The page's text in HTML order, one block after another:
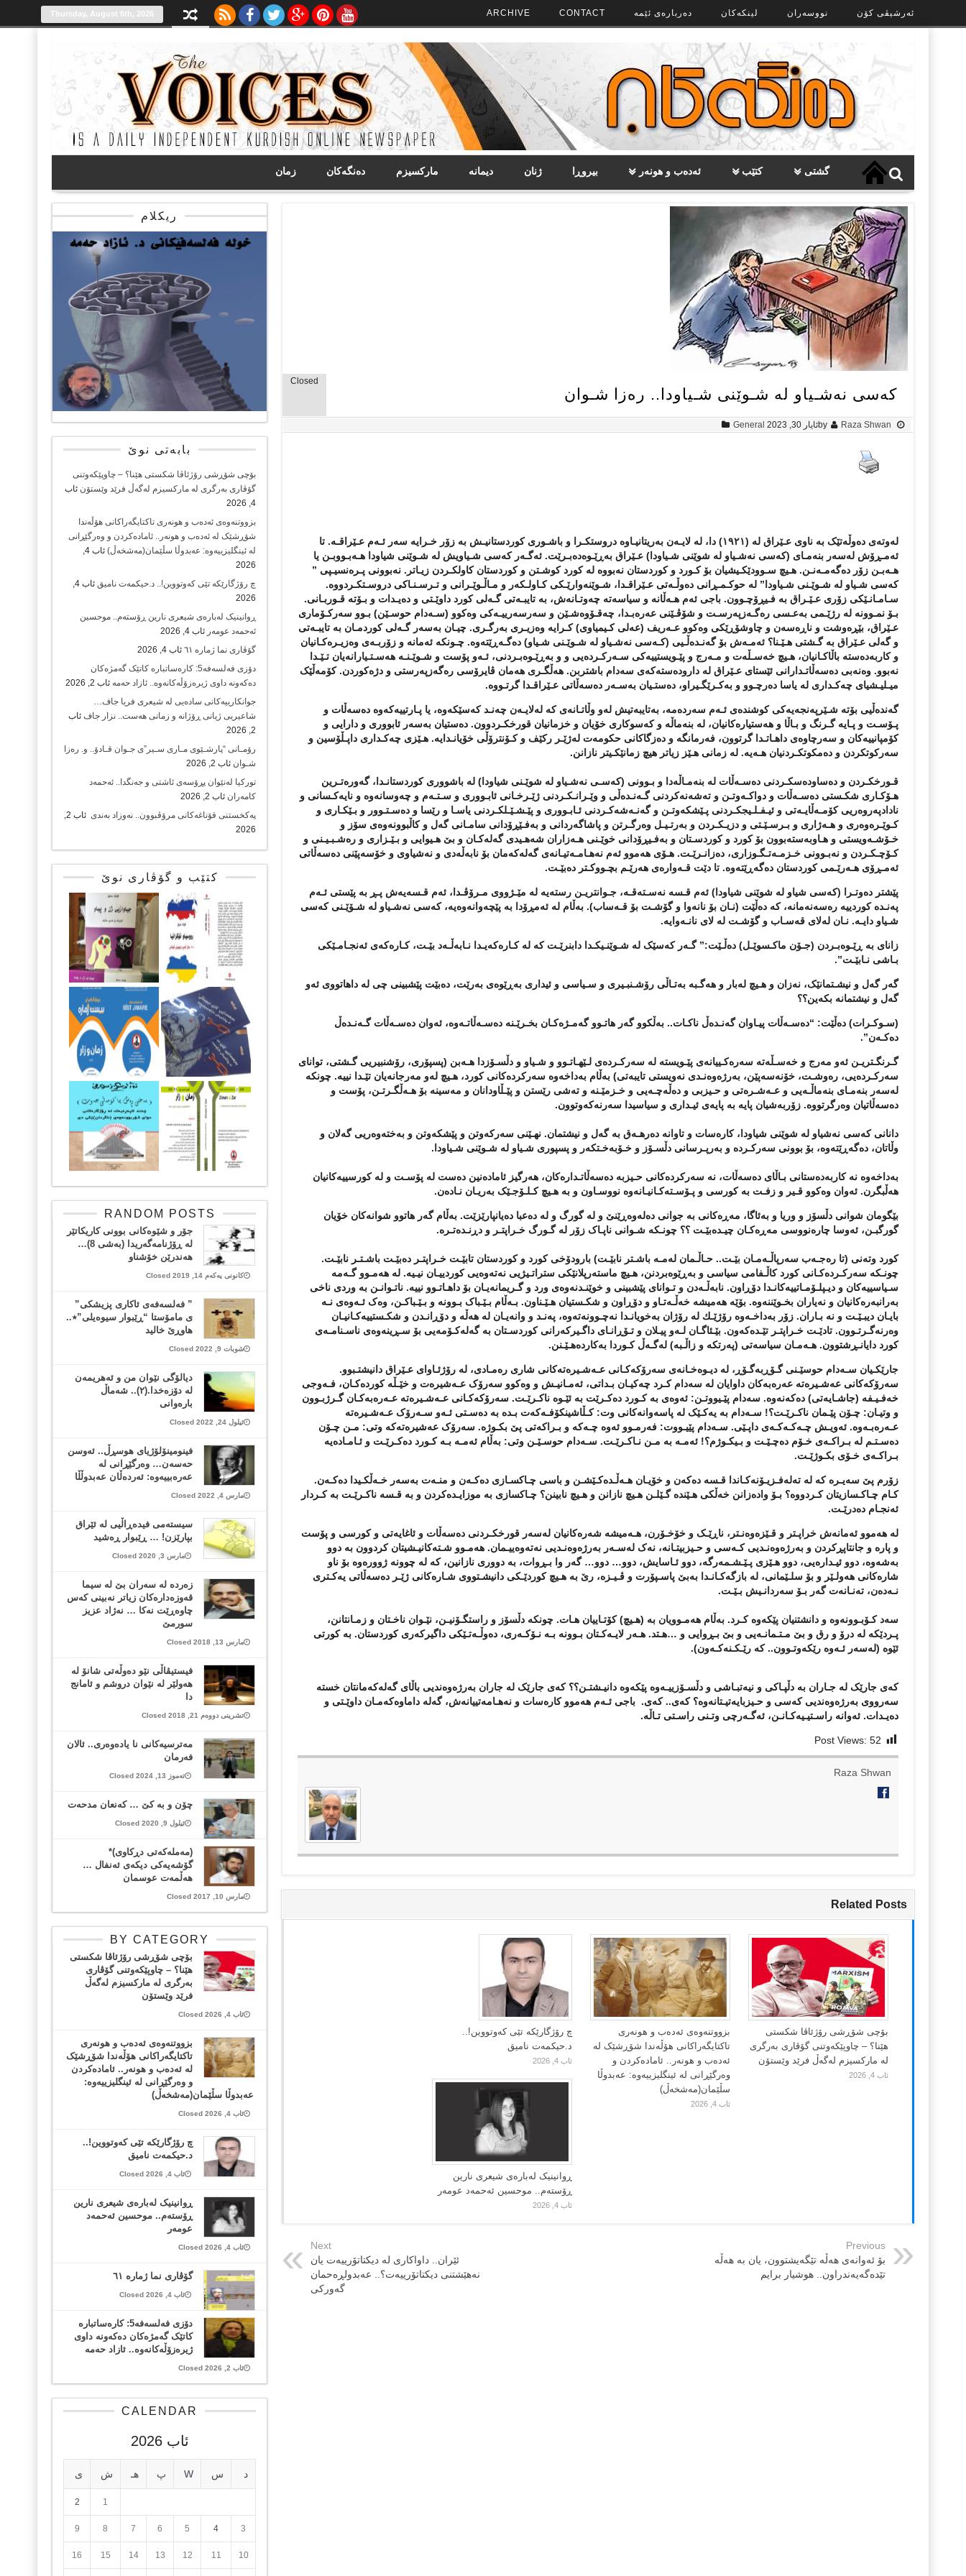
ئەرشیڤی کۆن نووسەران لینکەکان دەربارەی ئێمە CONTACT
ARCHIVE
Thursday, August 6th, 2026
گشتی کتێب ئەدەب و هونەر بیروڕا ژنان دیمانە مارکسیزم دەنگەکان زمان
کەسی نەشـیاو لە شـوێنی شـیاودا.. رەزا شـوان
Closed
by Raza Shwan ئایار 30, 2023 General
لەوتەی دەوڵەتێک بە ناوی عـێراق لە (١٩٢١) دا، لە لایـەن بەریتانیـاوە دروستکـرا و باشـوری کوردستانیـش بە زۆر خـرایە سەر ئـەم عـێراقـە. تا
ئەمـڕۆش لەسەر بنەمـای (کەسی نەشـیاو لە شوێنی شـیاودا ) عـێراق بەڕێـوەدەبـرێت. ئەگـەر کەسی شـیاویش لە شـوێنی شیاودا هـەبـووبـن یا
هـەبـن زۆر دەگەمـەنـن. هـیچ سـوودێکـیشیان بۆ کـورد و کوردستان نەبووە لە کورد کوشـتن و کوردستان کاولکـردن زیـاتر. نەبوونی پـرەنسیـپی ”
کەسی شـیاو لە شـوێـنی شـیاودا” لە حوکـمـڕانی دەوڵـەتی عـێراقـدا، شـوێنەوارێـکی کـاولـکەر و مـاڵـوێـرانی و تـرسـنـاکی دروسـتکـردووە.
سـامـانـێکی زۆری عـێـراق بە فـیڕۆچـوون. باجی ئەم هـەڵانە و سیاسەتە چەوتـانەش، بە تایبـەتی گـەلی کورد داوێـتی و دەیـدات و بـۆتە قـوربـانی.
بـۆ نمـوونە لە رژێـمی بەعـسی رەگـەزپەرسـت و شۆڤـێنی عەرەبـدا، چەقـۆوەشـێن و سەرسەرییـەکی وەکوو (سـەدام حوسـێن) بـوو سەرکـۆماری
عـێراق، بێڕەوشت و ناڕەسەن و چاوشۆڕێکی وەکوو عـەریف (عەلی کـیمیاوی) کـرایە وەزیـری بەرگـری. چیـان بەسەر گـەلی کوردمـان بە تایبـەتی
و گەلی عـێراق بە گـشتی هـێـنا؟ ئەمـەش بۆ گەنـدەڵـیی (کـەسی نەشـیاو لە شـوێـنی شـیاو) دەگـەڕێتەوە. چـونکە ئەمانە و زۆربـەی وەزیـرەکـانیان
و کاربەدەستە باڵاکـانیان، هـیچ خەسـڵەت و مـەرج و پێـویستییەکی سـەرکـردەیی و و بەڕێـوەبـردنی، ئـەو پۆست و شـوێـنـە هەسـتـیارانەیان تـێـدا
نەبوو. وەنەبی دەسەڵاتـدارانی ئێستای عـێراق لە دارودەستەکەی سەدام باشتربن. هەڵگـری هەمان ڤایرۆسی رەگەزپەرستی و دژەکوردن. کۆمەڵێک
میـلیـشیای چەکـداری لە یاسا دەرچـوو و بەکـرێگـیراو، دەستـیان بەسـەر دەسەڵاتی عـێراقـدا گرتـووە.
گەندەڵیی بۆتە شـێرپەنجەیەکی کوشندەی ئـەم سەردەمە، بەتایبەتیش لەو وڵاتـانەی کە لەلایـەن چەنـد کەسێکەوە، یا پـارتییەکەوە دەسەڵات و
پـۆسـت و پـایە گـرنگ و بـاڵا و هەستیارەکانیان، لە بنەماڵە و کەسوکاری خۆیان و خزمانیان قورخکـردوون. دەستیان بەسەر ئابووری و دارایی و
کۆمپانییەکان و سەرچاوەی داهـاتـدا گرتوون، فەرمانگە و دەزگاکانی حکومەت لەژێـر رکێف و کـۆنترۆڵی خۆیانـدایە. هـێزی چەکـداری داپـڵۆسین و
سەرکوتکردن و دەمکوتکـردنیان هـەیە. لە زمانی هـێز زیاتر هیچ زمانێکـیتر نازانن.
قـورخکـردن و دەساودەسکـردنی دەسـەڵات لە بنەمـاڵەدا و بـوونی (کەسـی نەشـیاو لە شوێـنی شیاودا) لە باشووری کوردستانـدا، گەورەتـرین
هـۆکـاری شکـستی دەسـەڵات و دواکـەوتـن و تەشەنەکردنی گـەنـدەڵی و وێـرانـکـردنی ژێـرخـانی ئابـووری و سـتـەم و چەوسانەوە و نایەکـسانی و
نادادپەروەریی کۆمـەڵایـەتی و ئیـفـلـیجکـردنی پـێشکەوتـن و گەنـەشەکـردنی ئـابـووری و پێـشـێـلکـردنی یاسـا و رێسا و دەسـتـوور و بـێکـاری و
کـوێـرەوەری و هـەژاری و بـرسـێـتی و دزیـکـردن و بەرتـیـل وەرگـرتن و پاشاگەردانی و بەفـێڕۆدانی سامـانی گەل و کاڵبوونەوەی سۆز و
خـۆشـەویستی و هـاوبەستەبوون بۆ کورد و کوردسـتان و بەفـیڕۆدانی خوێـنی هـەزاران شەهـیدی گەلەکـان و بێ هـیوایی و بـێـزاری و رەشـبـیـنی و
کـۆچـکـردن و نەبـوونی خـزمـەتـگـوزاری، دەزانـرێـت. هـۆی هەموو ئەم نەهـامـەتیـانەی گەلەکەمان بۆ نابەڵەدی و نەشیاوی و خۆسەپێنی دەسەڵاتی
ئەمـڕۆی هـەرێـمی کوردستان دەگەڕێتەوە. تا دێت قـەوارەی هەرێـم بچـووکـتر دەبێـت.
پێشتر دەوتـرا (کەسی شیاو لە شوێنی شیاودا) ئەم قـسە نەسـتەقـە، جـوانتریـن رستەیە لە مێـژووی مـرۆڤـدا، ئەم قـسەیەش پـڕ بە پێستی ئـەم
پەنـدە کوردییە رەسەنەمانە، کە دەڵێت (نـان بۆ نانەوا و گۆشـت بۆ قـەساب). بەڵام لە ئەمڕۆدا بە پێچەوانەوەیە، کەسی نەشـیاو لە شـۆێـنی کەسی
شـیاو دایـە. نـان لەلای قەسـاب و گۆشـت لە لای نانـەوایە.
زانای بە ڕێـوەبـردن (جـۆن ماکـسوێـل) دەڵـێت:” گـەر کەسێک لە شـوێنـیکـدا دابنرێـت کە لە کـارەکەیـدا نـابەڵـەد بێـت، کـارەکەی ئەنجـامـێکی
بـاشی نـابێـت”.
گەر گەل و نیشـتمانێک، نەزان و هـیچ لەبار و هەگـبە بەتـاڵی رۆشـنبـیری و سـیاسی و ئیداری بەڕێوەی بەرێت، دەبێت پێشبینی چی لە داهاتووی ئەو
گەل و نیشتمانە بکەین؟؟
(سـوکـرات) دەڵێت: “دەسـەڵات پیـاوان گەنـدەڵ ناکـات.. بەڵکوو گەر هاتـوو گەمـژەکـان بخـرێـنە دەسـەڵاتـەوە، ئەوان دەسـەڵات گـەنـدەڵ
دەکـەن”.
گـرنگـتریـن ئەو مەرج و خەسـڵەتە سەرەکـییانەی پێـویستە لە سەرکـردەی لـێهـاتـوو و شـیاو و دڵسـۆزدا هـەبن (پسپۆری، رۆشنبیریی گـشتی، توانای
سەرکـردەیی، رەوشـت، خۆنەسەپێن، بەرژەوەنـدی نەویستی تایبەتی) بەڵام بەداخەوە سەرکردەکانی کورد، هـیچ لەو مەرجانەیان تێـدا نییە. چونکە
لەسەر بنەمـای بنەماڵـەیی و عـەشـرەتی و حـیزبی و دەڵەچـەیی و خـزمێـنە و تەشی رێستن و پێـڵاودانان و مەسینە بۆ هـەڵگـرتـن، پۆست و
دەسەڵاتیان وەرگرتووە. زۆربەشیان پایە بە پایەی ئیـداری و سیاسیدا سەرنەکەوتوون.
دانانی کەسی نەشیاو لە شوێنی شیاودا، کارەسات و تاوانە دەرهـەق بە گەل و نیشتمان. نهـێنی سەرکەوتن و پێشکەوتن و بەختەوەریی گەلان و
وڵاتان، دەگەڕێتەوە، بۆ بوونی سەرکـردە و بەرپـرسانی دڵسـۆز و خـۆبەخـتکەر و پسپوری شـیاو لە شـوێنی شـیاودا.
بەداخەوە نە کاربەدەستانی بـاڵای دەسەڵات، نە سەرکردەکانی حـیزبە دەسەڵاتـدارەکان، هەرگیز ئامادەنین دەست لە پۆسـت و لە کورسییەکانیان
هەڵبگرن. ئەوان وەکوو قـیر و زفـت بە کورسی و پـۆسـتەکـانیـانەوە نووسـاون و بە هـیچ کـلـۆجـێک بەریـان نـادەن.
بێگومان شوانی دڵسۆز و وریا و بەئاگا، مەڕەکانی بە جوانی دەلەوەڕێنێ و لە گورگ و لە دەعبا دەیانپارێزێت. بەڵام گەر هاتوو شوانەکان خۆیان
گورگبـن، ئەوسا چارەنووسی مەڕەکـان چیـدەبێـت ؟؟ چونـکە شـوانی ناپـاک زۆر لە گـورگ خـراپتـر و دڕنـدەتـرە.
کورد وتەنی (تا رەجـەب سەرپاڵـەمـان بێـت.. حـاڵـمان لەمـە باشـتر نابێـت) بارودۆخی کورد و کوردستان تابێـت خـراپتـر دەبێـت باشـتـر نابێـت.
چونـکە سەرکـردەکـانی کورد کاڵـفامی سیاسی و بەڕێوەبردنن، هـیچ ماستەرپلانێکی ستراتـیژیی نەتەوەیی کوردییـان نیـیە. لە هەمـوو گـەمە
سـیاسییەکان و دیـپلـۆمـاتییەکانـدا دۆڕاون. نابەڵـەدن و تـوانای پێشبینی و خوێنـدنەوەی ورد و گـریمانەیـان بۆ داهـاتـوو نییە. ناتـوانـن بە وردی ناخی
بەرانبەرەکانیان و نەیاران بخـوێننەوە. بۆێە هەمیشە خەڵـەتـاو و دۆڕاون و شکـستیان هـێـناون. بـەڵام بـێـباک بـوونە و بـێـباکـن، وەک ئـەوەی نـە
بایـان دیبـێـت و نە بـاران. زۆر بەداخـەوە رۆژێـك لە رۆژان بەخویانـدا نەچـوونەتەوە، پەنـد و وانەیـان لە هەڵە و دۆڕانـدن و شکـستییەکـانیـان
وەرنەگـرتـوون. تادێـت خـراپتـر تێـدەکەون. بێـئاگـان لـەو پیـلان و تـۆڕانـای داگـیرکەرانی کوردسـتان بە گەلەکـۆمەیی بۆ سـڕینەوەی ناسـنامـەی
کورد دایانـڕشتوون. هـەمـان سیاسەتی (پەرتکە و زاڵـبە) لەگـەڵ کـوردا بەکاردەهـێـنن.
جارێکـیان سـەدام حوسێـنی گـۆڕبەگـۆڕ، لە دیـوەخـانەی سەرۆکەکـانی عـەشـیرەتەکانی شاری رەمـادی، لە رۆژئـاوای عـێراق دانیشتـبوو.
سەرۆکەکانی عەشـیرەتە عەرەبەکان داوایان لە سەدام کـرد چەکیـان بـداتی، ئەمـانیـش و وەکوو سەرۆک عـەشیرەت و خێـڵە کوردەکـان، فـەوجی
خەفـیـفە (جاشـایەتی) دەکەنەوە. سەدام پێـیووتـن: ئەوەی بە کـورد دەکـرێت بە ئێـوە ناکـرێـت. سەرۆکەکـانی عـەشـیرەتە عـەرەبەکـان گـرژبـوون
و وتیـان: چـۆن پێـمان ناکـرێـت؟! سـەدام بە یەکـێک لە پاسەوانەکانی وت: کـڵاشینکۆفـەکەت بـدە بە دەسـتی ئـەو سـەرۆک عـەشـیرەتە
عـەرەبـەوە. ئەویـش چـەکـەکـەی داپـێی. سـەدام پێیـووت: فەرمـوو ئەوە چـەکە و بـراکەتی پێ بکـوژە. سەرۆک عەشیرەتەکە وتی: مـن چـۆن
دەسـتـم لە بـراکـەی خـۆم دەچـێـت و بـیکـوژم؟! ئەمـە بە مـن نـاکـرێـت. سـەدام حوسـێـن وتی: بەڵام ئەمـە بـە کـورد دەکـرێـت و ئـامـادەیە
بـراکـەی خـۆی بکـوژێـت.
زۆرم پێ سەیـرە کە لە تەلەفـزیـۆنەکـاندا قـسە دەکەن و خۆیـان هـەڵـدەکـێشـن و باسی چـاکسـازی دەکـەن و منـەت بەسەر خـەڵکـیدا دەکـەن.
کـام چـاکـسازیتان کـردووە؟ بـۆ وادەزانن خەڵکی هـێندە گـێلـن هـیچ نازانن و هـیچ نابینن؟ چـاکسازی بە موزایـدەکردن و بە قـسە ناکـرێـت بە کـردار
ئەنجـام دەدرێـت.
لە هەموو ئەمانەش خراپـتر و قـێزەوەنـتر، ناڕێـک و خۆخـۆرن، هـەمیشە شەرەکانیان لەسەر قورخکـردنی دەسەڵات و ئاغایەتی و کورسی و پۆست
و پارە و جانتاپڕکردن و بەرژەوەنـدیی کـەسی و حـیزبیتـانە، نەک لەسـەر بەرژەوەنـدیی نەتەوەییـمان. هەمـوو شـتەکانیـشیتان کردوون بە دوو
بەشەوە، دوو ئیـدارەیی، دوو هـێزی پـێـشـمەرگە، دوو ئـاسایش، دوو… دوو… گەر وا بـڕوات، بە دووری نازانین، کە لە چوونە ژوورەوە بۆ ناو
شارەکانی هەولـێر و بۆ سلـێمانی، لە بازگەکـانـدا بەبێ پاسـپۆرت و ڤـیـزە، رێ بە هـیچ کوردێـکی دانیشـتووی شـارەکانی ژێـر دەسەڵاتی یەکـتری
نـەدەن، تەنـانەت گەر بـۆ سەردانـیش بـێـت.
سەد کـۆبـوونەوە و دانشتنیان پێکەوە کـرد. بەڵام هەمـوویان بە (هـیچ) کۆتـاییان هـات. چونکە دڵسۆز و راستگـۆنیـن، نێـوان ناخـتان و زمـانتانن،
پـردێکە لە درۆ و رق و بێ مـتـمانـەیی و بێ بـڕوایی و …هـتد. هـەر لایـەکـتان بـوونە بـە نـۆکـەری، دەوڵـەتـێکی داگیرکەری کوردستان. بە کورتی
ئێوە (لەسەر ئـەوە رێکەوتـوون.. کە رێـکـنەکـەون).
کەی جارێک لە جـاران بە دڵپـاکی و نیەتبـاشی و دڵسـۆزییـەوە پێکەوە دانیـشتـن؟؟ کەی جارێک لە جاران بەرژەوەندیی باڵای گەلەکەمانتان خستە
سەرووی بەرژەوەندیی کەسی و حـیزبایەتیـتانەوە؟ کەی.. کەی. باجی ئـەم هەموو کارەسات و نەهـامەتییانەش، گەلە داماوەکەمـان داوێـتی و
دەیـدات. ئەوانە راسـتیـیەکـانـن، ئەگـەرچی وتـنی راسـتی تـاڵە.
Post Views: 52
Raza Shwan
Related Posts
بۆچی شۆڕشی رۆژئاڤا شکستی
هێنا؟ – چاوپێکەوتنی گۆڤاری بەرگری
لە مارکسیزم لەگەڵ فرێد وێستۆن
ئاب 4, 2026
بزووتنەوەی ئەدەب و هونەری
تاکتایگەراکانی هۆڵەندا شۆڕشێک لە
ئەدەب و هونەر.. ئامادەکردن و
وەرگێڕانی لە ئینگلیزییەوە: عەبدوڵا
سڵێمان(مەشخەڵ)
ئاب 4, 2026
چ رۆژگارێکە تێی کەوتووین!..
د.حیکمەت نامیق
ئاب 4, 2026
ڕوانینیک لەبارەى شیعرى نارین
ڕۆستەم.. موحسین ئەحمەد عومەر
ئاب 4, 2026
Previous
بۆ ئەوانەی هەڵە تێگەیشتوون، یان بە هەڵە
تێدەگەیەندراون.. هوشیار برایم
Next
ئێران.. داواکاری لە دیکتاتۆرییەت یان
نەهێشتنی دیکتاتۆرییەت؟.. عەبدولڕەحمان
گەورکی
ریکلام
بابەتی نوێ
بۆچی شۆڕشی رۆژئاڤا شکستی هێنا؟ – چاوپێکەوتنی
گۆڤاری بەرگری لە مارکسیزم لەگەڵ فرێد وێستۆن ئاب
4, 2026
بزووتنەوەی ئەدەب و هونەری تاکتایگەراکانی هۆڵەندا
شۆڕشێک لە ئەدەب و هونەر.. ئامادەکردن و وەرگێڕانی
لە ئینگلیزییەوە: عەبدوڵا سڵێمان(مەشخەڵ)
ئاب 4,
2026
چ رۆژگارێکە تێی کەوتووین!.. د.حیکمەت نامیق
ئاب 4,
2026
ڕوانینیک لەبارەى شیعرى نارین ڕۆستەم.. موحسین
ئەحمەد عومەر ئاب 4, 2026
گۆڤاری نما ژمارە ٦١
ئاب 4, 2026
دۆزی فەلسەفە5: کارەساتبارە کاتێک گەمژەکان
دەکەونە داوی ژیرەزۆڵەکانەوە.. ئازاد حەمە ئاب 2, 2026
جوانکارییەکانی سادەیی لە شیعری فریا جاف…
شاعیریی ژیانی ڕۆژانە و زمانی هەست.. نزار جاف ئاب
2, 2026
رۆمـانی “پارشـێوی مـاری سـیر”ی جـوان قـادۆ.. و. رەزا
شـوان ئاب 2, 2026
تورکیا لەنێوان پڕۆسەی ئاشتی و جەنگدا.. ئەحمەد
کامەران ئاب 2, 2026
پەکخستنی قۆناغەکانی مرۆڤبوون.. نەوزاد بەندی
ئاب 2,
2026
کتێب و گۆڤاری نوێ
RANDOM POSTS
جۆر و شێوه‌كانی بوونی كاریكاتێر
له‌ ڕۆژنامه‌گه‌ریدا (به‌شی 8)…
هه‌ندرێن خۆشناو
کانونی یەکەم 14, 2019 Closed
” فەلسەفەی ئاکاری پزیشکی”
ی مامۆستا “ڕێبوار سیوەیلی”٭..
هاوڕێ خالید
شوبات 9, 2022 Closed
دیالۆگی نێوان من و ئەهریمەن
لە دۆزەخدا.(٢).. شەماڵ
بارەوانی
ئیلول 24, 2022 Closed
فینومینۆلۆژیای هوسڕڵ.. ئەوسن
حەسەن… وەرگێڕانی لە
عەرەبییەوە: ئەردەڵان عەبدوڵڵا
مارس 4, 2022 Closed
سیستەمی فیدەڕاڵیی لە ئێراق
بپارێزن! … ڕێبوار ڕەشید
مارس 3, 2020 Closed
زه‌رده‌ له‌ سه‌ران بێ له‌ سیما
قه‌وزه‌داره‌كان زیاتر نه‌بینی كه‌س
چاوه‌ڕێت نه‌كا … نه‌ژاد عزیز
سورمێ
مارس 13, 2018 Closed
فیستیڤاڵی نێو ده‌وڵه‌تی شانۆ له‌
هه‌ولێر له‌ نێوان دروشم و ئامانج
دا
تشرینی دووەم 21, 2018 Closed
مەترسیەکانی نا یادەوەری.. ئالان
فەرمان
تەموز 13, 2024 Closed
چۆن و بە کێ … کەنعان مدحەت
ئیلول 9, 2020 Closed
(مەملەکەتی دڕکاوی)*
گۆشەیەکی دیکەی ئەنفال …
هەڵمەت عوسمان
مارس 10, 2017 Closed
BY CATEGORY
بۆچی شۆڕشی رۆژئاڤا شکستی
هێنا؟ – چاوپێکەوتنی گۆڤاری
بەرگری لە مارکسیزم لەگەڵ
فرێد وێستۆن
ئاب 4, 2026 Closed
بزووتنەوەی ئەدەب و هونەری
تاکتایگەراکانی هۆڵەندا شۆڕشێک
لە ئەدەب و هونەر.. ئامادەکردن
و وەرگێڕانی لە ئینگلیزییەوە:
عەبدوڵا سڵێمان(مەشخەڵ)
ئاب 4, 2026 Closed
چ رۆژگارێکە تێی کەوتووین!..
د.حیکمەت نامیق
ئاب 4, 2026 Closed
ڕوانینیک لەبارەى شیعرى نارین
ڕۆستەم.. موحسین ئەحمەد
عومەر
ئاب 4, 2026 Closed
گۆڤاری نما ژمارە ٦١
ئاب 4, 2026 Closed
دۆزی فەلسەفە5: کارەساتبارە
کاتێک گەمژەکان دەکەونە داوی
ژیرەزۆڵەکانەوە.. ئازاد حەمە
ئاب 2, 2026 Closed
CALENDAR
ئاب 2026
د س W پ هـ ش ی
1
2
3
4
5
6
7
8
9
10
11
12
13
14
15
16